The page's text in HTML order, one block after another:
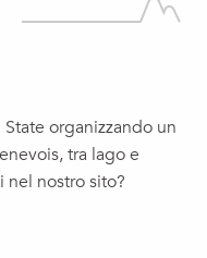
organizzando un
tra lago e
nel nostro sito?